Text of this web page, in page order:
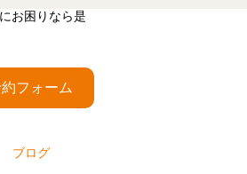
お困りなら是
フォーム
ブログ